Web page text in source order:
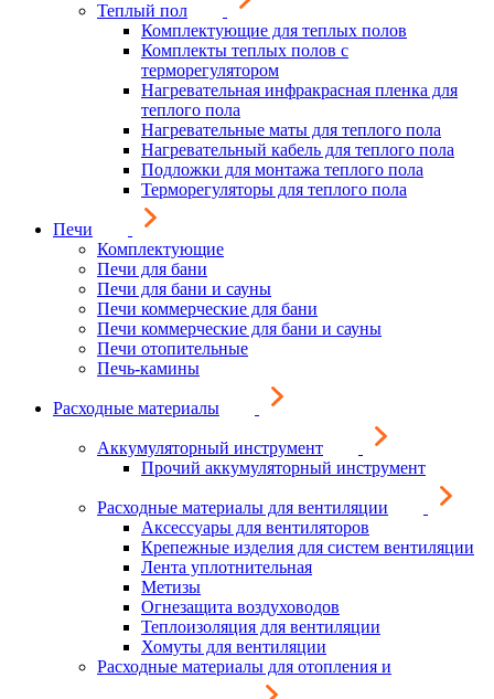
Теплый пол
Комплектующие для теплых полов
Комплекты теплых полов с
терморегулятором
Нагревательная инфракрасная пленка для
теплого пола
Нагревательные маты для теплого пола
Нагревательный кабель для теплого пола
Подложки для монтажа теплого пола
Терморегуляторы для теплого пола
Печи
Комплектующие
Печи для бани
Печи для бани и сауны
Печи коммерческие для бани
Печи коммерческие для бани и сауны
Печи отопительные
Печь-камины
Расходные материалы
Аккумуляторный инструмент
Прочий аккумуляторный инструмент
Расходные материалы для вентиляции
Аксессуары для вентиляторов
Крепежные изделия для систем вентиляции
Лента уплотнительная
Метизы
Огнезащита воздуховодов
Теплоизоляция для вентиляции
Хомуты для вентиляции
Расходные материалы для отопления и